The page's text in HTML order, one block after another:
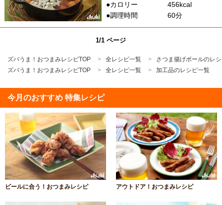
●カロリー
456kcal
●調理時間
60分
1/1 ページ
ズバうま！おつまみレシピTOP 全レシピ一覧
さつま揚げボールのレ
ズバうま！おつまみレシピTOP
全レシピ一覧 加工品のレシピ一覧
今月のおすすめ 特集レシピ
ビールに合う！おつまみレシピ アウトドア！おつまみレシピ